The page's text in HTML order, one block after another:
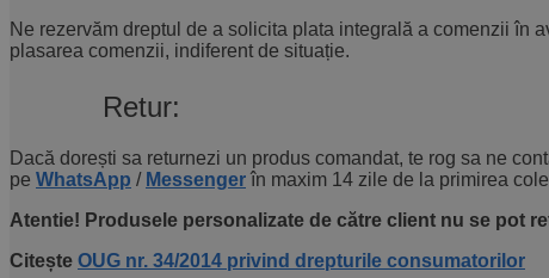
Ne rezervăm dreptul de a solicita plata integrală a comenzii în
plasarea comenzii, indiferent de situație.
Retur:
Dacă dorești sa returnezi un produs comandat, te rog sa ne
pe WhatsApp / Messenger în maxim 14 zile de la primirea
Atentie! Produsele personalizate de către client nu se pot
Citește OUG nr. 34/2014 privind drepturile consumatorilor